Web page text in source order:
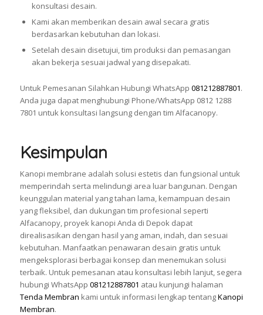
konsultasi desain.
Kami akan memberikan desain awal secara gratis
berdasarkan kebutuhan dan lokasi.
Setelah desain disetujui, tim produksi dan pemasangan
akan bekerja sesuai jadwal yang disepakati.
Untuk Pemesanan Silahkan Hubungi WhatsApp 081212887801.
Anda juga dapat menghubungi Phone/WhatsApp 0812 1288
7801 untuk konsultasi langsung dengan tim Alfacanopy.
Kesimpulan
Kanopi membrane adalah solusi estetis dan fungsional untuk
memperindah serta melindungi area luar bangunan. Dengan
keunggulan material yang tahan lama, kemampuan desain
yang fleksibel, dan dukungan tim profesional seperti
Alfacanopy, proyek kanopi Anda di Depok dapat
direalisasikan dengan hasil yang aman, indah, dan sesuai
kebutuhan. Manfaatkan penawaran desain gratis untuk
mengeksplorasi berbagai konsep dan menemukan solusi
terbaik. Untuk pemesanan atau konsultasi lebih lanjut, segera
hubungi WhatsApp 081212887801 atau kunjungi halaman
Tenda Membran kami untuk informasi lengkap tentangKanopi
Membran.